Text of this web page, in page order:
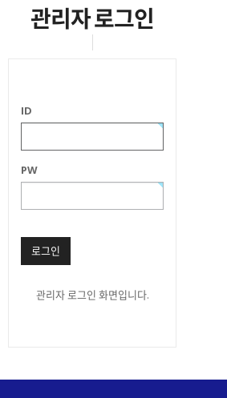
관리자 로그인
ID
PW
로그인
관리자 로그인 화면입니다.